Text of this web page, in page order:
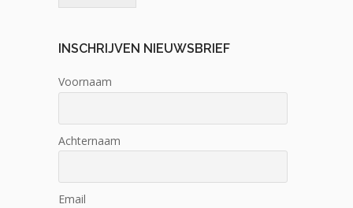
INSCHRIJVEN NIEUWSBRIEF
Voornaam
Achternaam
Email